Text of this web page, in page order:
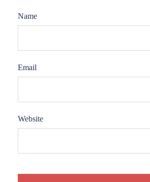
Name
Email
Website